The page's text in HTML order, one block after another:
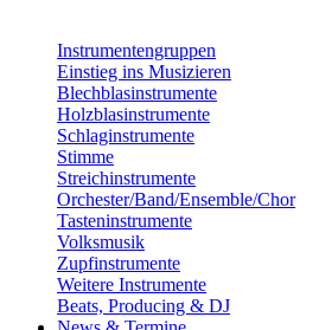
Instrumentengruppen
Einstieg ins Musizieren
Blechblasinstrumente
Holzblasinstrumente
Schlaginstrumente
Stimme
Streichinstrumente
Orchester/Band/Ensemble/Chor
Tasteninstrumente
Volksmusik
Zupfinstrumente
Weitere Instrumente
Beats, Producing & DJ